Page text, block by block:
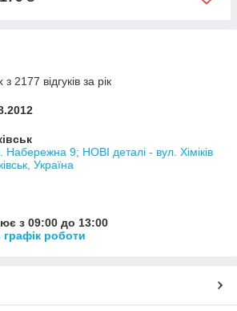
2177 відгуків за рік
Набережна 9; НОВІ деталі - вул. Хіміків
Україна
з 09:00 до 13:00
роботи